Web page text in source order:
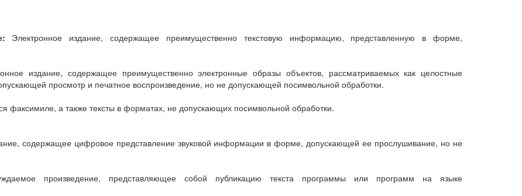
Электронное издание, содержащее преимущественно текстовую информацию, представленную в форме,
издание, содержащее преимущественно электронные образы объектов, рассматриваемых как целостные
просмотр и печатное воспроизведение, но не допускающей посимвольной обработки.
факсимиле, а также тексты в форматах, не допускающих посимвольной обработки.
содержащее цифровое представление звуковой информации в форме, допускающей ее прослушивание, но не
произведение, представляющее собой публикацию текста программы или программ на языке